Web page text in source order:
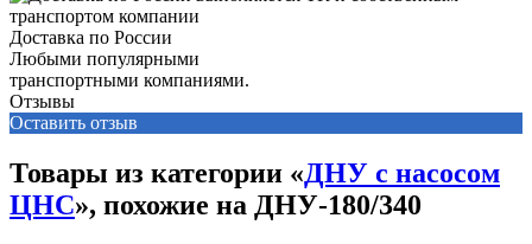
Доставка по России
Любыми популярными
транспортными компаниями.
Отзывы
Оставить отзыв
Товары из категории «ДНУ с насосом
ЦНС», похожие на ДНУ-180/340